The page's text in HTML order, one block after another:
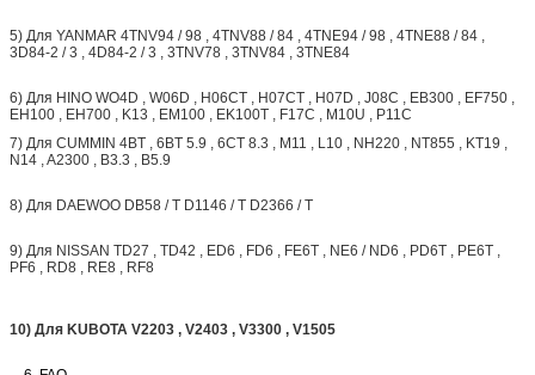
5) Для YANMAR 4TNV94 / 98 , 4TNV88 / 84 , 4TNE94 / 98 , 4TNE88 / 84 ,
3D84-2 / 3 , 4D84-2 / 3 , 3TNV78 , 3TNV84 , 3TNE84
6) Для HINO WO4D , W06D , H06CT , H07CT , H07D , J08C , EB300 , EF750 ,
EH100 , EH700 , K13 , EM100 , EK100T , F17C , M10U , P11C
7) Для CUMMIN 4BT , 6BT 5.9 , 6CT 8.3 , M11 , L10 , NH220 , NT855 , KT19 ,
N14 , A2300 , B3.3 , B5.9
8) Для DAEWOO DB58 / T D1146 / T D2366 / T
9) Для NISSAN TD27 , TD42 , ED6 , FD6 , FE6T , NE6 / ND6 , PD6T , PE6T ,
PF6 , RD8 , RE8 , RF8
10) Для KUBOTA V2203 , V2403 , V3300 , V1505